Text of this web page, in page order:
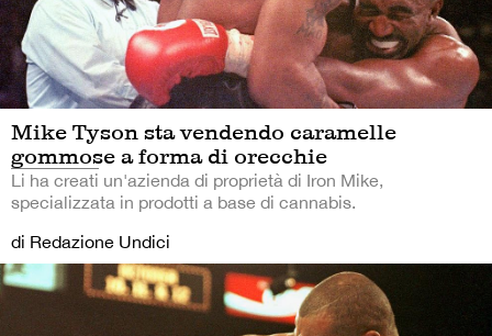
Mike Tyson sta vendendo caramelle
gommose a forma di orecchie
Li ha creati un'azienda di proprietà di Iron Mike,
specializzata in prodotti a base di cannabis.
di Redazione Undici